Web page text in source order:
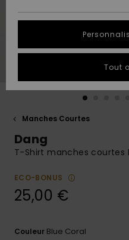
A
A
AIDE &
CONTACT
Démarrez
Démarrer
COLLECTION
CARTE
CADEAU
LISTE DE
SOUHAITS
Manches Courtes
Dang
T-Shirt manches courtes
ECO-BONUS
25,00 €
Couleur Blue Coral
Tout